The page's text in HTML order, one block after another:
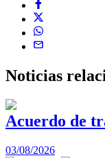
Noticias
Acuerdo de
03/08/2026